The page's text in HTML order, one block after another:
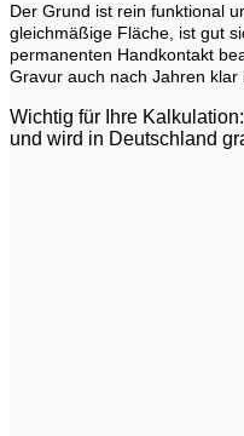
Der Grund ist rein funktional
gleichmäßige Fläche, ist gut
permanenten Handkontakt
Gravur auch nach Jahren klar
Wichtig für Ihre
und wird in Deutschland